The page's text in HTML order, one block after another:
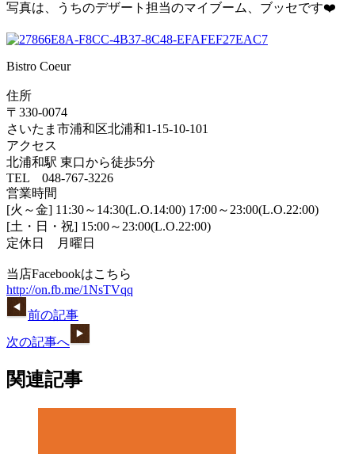
写真は、うちのデザート担当のマイブーム、ブッセです❤️
Bistro Coeur
住所
〒330-0074
さいたま市浦和区北浦和1-15-10-101
アクセス
北浦和駅 東口から徒歩5分
TEL 048-767-3226
営業時間
[火～金] 11:30～14:30(L.O.14:00) 17:00～23:00(L.O.22:00)
[土・日・祝] 15:00～23:00(L.O.22:00)
定休日 月曜日
当店Facebookはこちら
http://on.fb.me/1NsTVqq
前の記事
次の記事へ
関連記事